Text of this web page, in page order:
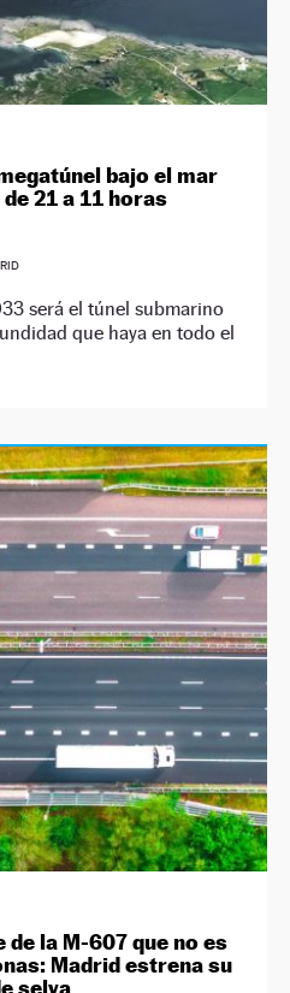
bajo el mar
21 a 11 horas
será el túnel submarino
que haya en todo el
de la M-607 que no es
Madrid estrena su
selva